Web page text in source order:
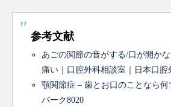
参考文献
あごの関節の音がする/口が開か
痛い｜口腔外科相談室｜日本口腔
顎関節症 – 歯とお口のことなら
パーク8020